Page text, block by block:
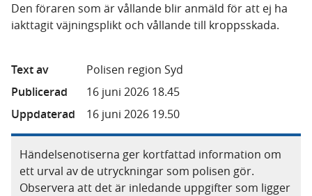
Den föraren som är vållande blir anmäld för att ej ha
iakttagit väjningsplikt och vållande till kroppsskada.
Text av
Polisen region Syd
Publicerad
16 juni 2026 18.45
Uppdaterad
16 juni 2026 19.50
Händelsenotiserna ger kortfattad information om
ett urval av de utryckningar som polisen gör.
Observera att det är inledande uppgifter som ligger